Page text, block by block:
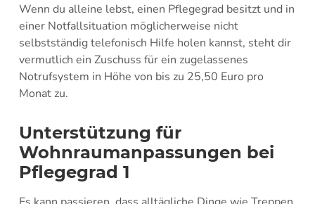
Wenn du alleine lebst, einen Pflegegrad besitzt und in
einer Notfallsituation möglicherweise nicht
selbstständig telefonisch Hilfe holen kannst, steht dir
vermutlich ein Zuschuss für ein zugelassenes
Notrufsystem in Höhe von bis zu 25,50 Euro pro
Monat zu.
Unterstützung für
Wohnraumanpassungen bei
Pflegegrad 1